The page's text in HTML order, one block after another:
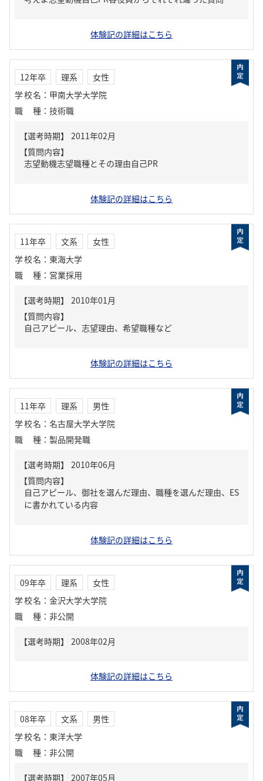
体験記の詳細はこちら
12年卒 理系
女性
学校名 ： 甲南大学大学院
職種 ： 技術職
【質問内容】
志望動機志望職種とその理由自己PR
体験記の詳細はこちら
11年卒 文系
女性
学校名 ： 東海大学
職種 ： 営業採用
【質問内容】
自己アピール、志望理由、希望職種など
体験記の詳細はこちら
11年卒 理系
男性
学校名 ： 名古屋大学大学院
職種 ： 製品開発職
【質問内容】
自己アピール、御社を選んだ理由、職種を選んだ理由、ES
に書かれている内容
体験記の詳細はこちら
09年卒 理系
女性
学校名 ： 金沢大学大学院
職種 ： 非公開
体験記の詳細はこちら
08年卒 文系
男性
学校名 ： 東洋大学
職種 ： 非公開